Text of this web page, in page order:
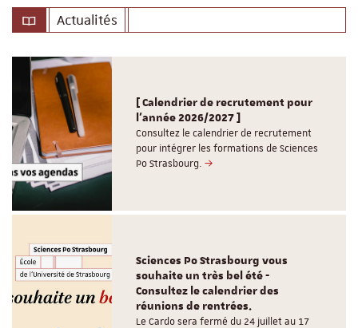
Actualités
[ Calendrier de recrutement pour
l'année 2026/2027 ]
Consultez le calendrier de recrutement
pour intégrer les formations de Sciences
Po Strasbourg.
Sciences Po Strasbourg vous
souhaite un très bel été -
Consultez le calendrier des
réunions de rentrées.
Le Cardo sera fermé du 24 juillet au 17